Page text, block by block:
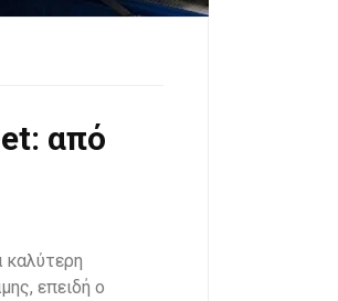
από
καλύτερη
επειδή ο